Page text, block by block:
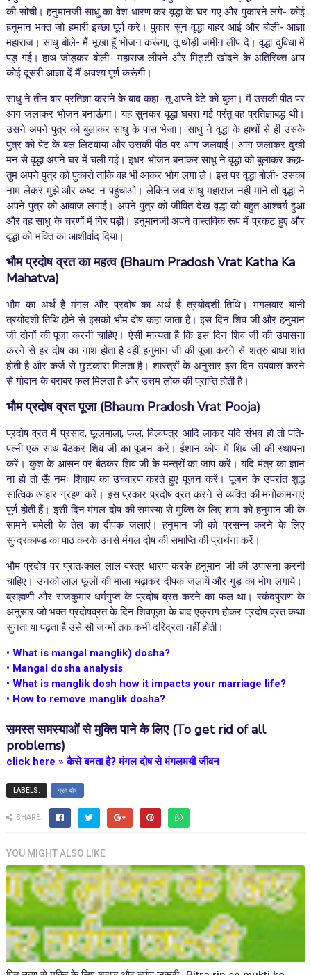
की सोची। हनुमानजी साधु का वेश धारण कर वृद्धा के घर गए और पुकारने लगे- कोई
हनुमान भक्त जो हमारी इच्छा पूर्ण करे। पुकार सुन वृद्धा बाहर आई और बोली- आज्ञा
महाराज। साधु बोले- मैं भूखा हूँ भोजन करूंगा, तू थोड़ी जमीन लीप दे। वृद्धा दुविधा में
पड़ गई। हाथ जोड़कर बोली- महाराज लीपने और मिट्टी खोदने के अतिरिक्त आप
कोई दूसरी आज्ञा दें मैं अवश्य पूर्ण करूंगी।
साधु ने तीन बार प्रतिज्ञा कराने के बाद कहा- तू अपने बेटे को बुला। मैं उसकी पीठ पर
आग जलाकर भोजन बनाऊंगा। यह सुनकर वृद्धा घबरा गई परंतु वह प्रतिज्ञाबद्ध थी।
उसने अपने पुत्र को बुलाकर साधु के पास भेजा। साधु ने वृद्धा के हाथों से ही उसके
पुत्र को पेट के बल लिटवाया और उसकी पीठ पर आग जलवाई। आग जलाकर दुखी
मन से वृद्धा अपने घर में चली गई। इधर भोजन बनाकर साधु ने वृद्धा को बुलाकर कहा-
तुम अपने पुत्र को पुकारो ताकि वह भी आकर भोग लगा ले। इस पर वृद्धा बोली- उसका
नाम लेकर मुझे और कष्ट न पहुंचाओ। लेकिन जब साधु महाराज नहीं माने तो वृद्धा ने
अपने पुत्र को आवाज लगाई। अपने पुत्र को जीवित देख वृद्धा को बहुत आश्चर्य हुआ
और वह साधु के चरणों में गिर पड़ी। हनुमानजी अपने वास्तविक रूप में प्रकट हुए और
वृद्धा को भक्ति का आशीर्वाद दिया।
भौम प्रदोषव्रतका महत्व (Bhaum Pradosh Vrat Katha Ka
Mahatva)
भौम का अर्थ है मंगल और प्रदोष का अर्थ है त्रयोदशी तिथि। मंगलवार यानी
त्रयोदशी तिथि होने से इसको भौम दोष कहा जाता है। इस दिन शिव जी और हनुमान
जी दोनों की पूजा करनी चाहिए। ऐसी मान्यता है कि इस दिन शिव जी की उपासना
करने से हर दोष का नाश होता है वहीं हनुमान जी की पूजा करने से शत्रु बाधा शांत
होती है और कर्ज से छुटकारा मिलता है। शास्त्रों के अनुसार इस दिन उपवास करने
से गोदान के बराबर फल मिलता है और उत्तम लोक की प्राप्ति होती है।
भौम प्रदोषव्रत पूजा (Bhaum Pradosh Vrat Pooja)
प्रदोष व्रत में प्रसाद, फूलमाला, फल, विल्वपत्र आदि लाकर यदि संभव हो तो पति-
पत्नी एक साथ बैठकर शिव जी का पूजन करें। ईशान कोण में शिव जी की स्थापना
करें। कुश के आसन पर बैठकर शिव जी के मन्त्रों का जाप करें। यदि मंत्र का ज्ञान
ना हो तो ऊँ नमः शिवाय का उच्चारण करते हुए पूजन करें। पूजन के उपरांत शुद्ध
सात्विक आहार ग्रहण करें। इस प्रकार प्रदोष व्रत करने से व्यक्ति की मनोकामनाएं
पूर्ण होती हैं। इसी दिन मंगल दोष की समस्या से मुक्ति के लिए शाम को हनुमान जी के
सामने चमेली के तेल का दीपक जलाएं। हनुमान जी को प्रसन्न करने के लिए
सुन्दरकाण्ड का पाठ करके उनसे मंगल दोष की समाप्ति की प्रार्थना करें।
भौम प्रदोष पर प्रातःकाल लाल वस्त्र धारण करके हनुमान जी की उपासना करनी
चाहिए। उनको लाल फूलों की माला चढ़ाकर दीपक जलायें और गुड़ का भोग लगायें।
ब्राह्मणी और राजकुमार धर्मगुप्त के प्रदोष व्रत करने का फल था। स्कंदपुराण के
अनुसार जो भक्त प्रदोषव्रत के दिन शिवपूजा के बाद एक्राग होकर प्रदोष व्रत कथा
सुनता या पढ़ता है उसे सौ जन्मों तक कभी दरिद्रता नहीं होती।
• What is mangal manglik) dosha?
• Mangal dosha analysis
• What is manglik dosh how it impacts your marriage life?
• How to remove manglik dosha?
समस्त समस्याओं से मुक्ति पाने के लिए (To get rid of all
problems)
click here »कैसे बनता है? मंगल दोष से मंगलमयी जीवन
LABELS: ग्रह दोष
SHARE:
YOU MIGHT ALSO LIKE